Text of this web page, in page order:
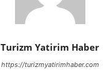
Turizm Yatirim Haber
https://turizmyatirimhaber.com